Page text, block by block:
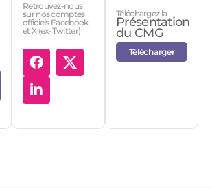
Retrouvez-nous
sur nos comptes
officiels Facebook
et X (ex-Twitter)
Téléchargez la
Présentation
du CMG
Télécharger